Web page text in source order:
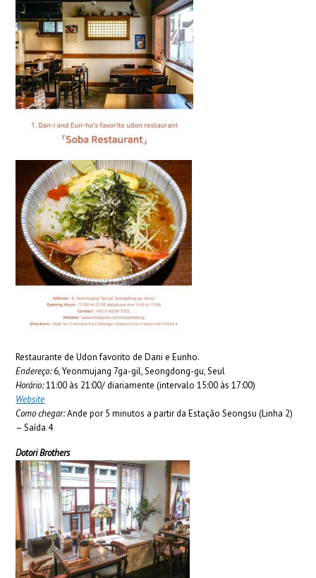
Restaurante de Udon favorito de Dani e Eunho.
Endereço:6, Yeonmujang 7ga-gil, Seongdong-gu, Seul
Horário:11:00 às 21:00/ diariamente (intervalo 15:00 às 17:00)
Website
Como chegar:Ande por 5 minutos a partir da Estação Seongsu (Linha 2)
– Saída 4
Dotori Brothers